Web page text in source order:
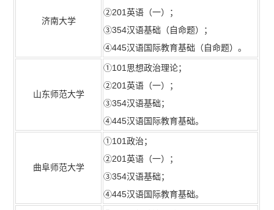
济南大学
②201英语（一）；
③354汉语基础（自命题）；
④445汉语国际教育基础（自命题）。
山东师范大学
①101思想政治理论；
②201英语（一）；
③354汉语基础；
④445汉语国际教育基础。
曲阜师范大学
①101政治；
②201英语（一）；
③354汉语基础；
④445汉语国际教育基础。